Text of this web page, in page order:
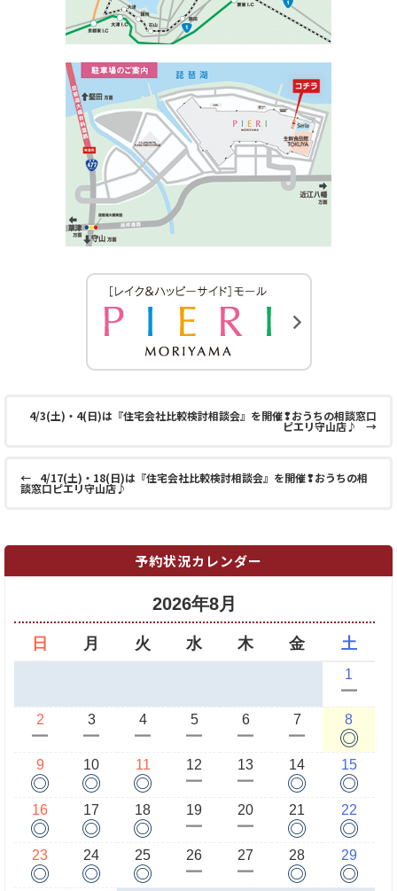
4/3(土)・4(日)は『住宅会社比較検討相談会』を開催❢おうちの相談窓口
ピエリ守山店♪ →
← 4/17(土)・18(日)は『住宅会社比較検討相談会』を開催❢おうちの相
談窓口ピエリ守山店♪
予約状況カレンダー
2026年8月
日 月 火 水 木 金 土
1
ー
2
ー
3
ー
4
ー
5
ー
6
ー
7
ー
8
◎
9
◎
10
◎
11
◎
12
ー
13
ー
14
◎
15
◎
16
◎
17
◎
18
◎
19
ー
20
ー
21
◎
22
◎
23
◎
24
◎
25
◎
26
ー
27
ー
28
◎
29
◎